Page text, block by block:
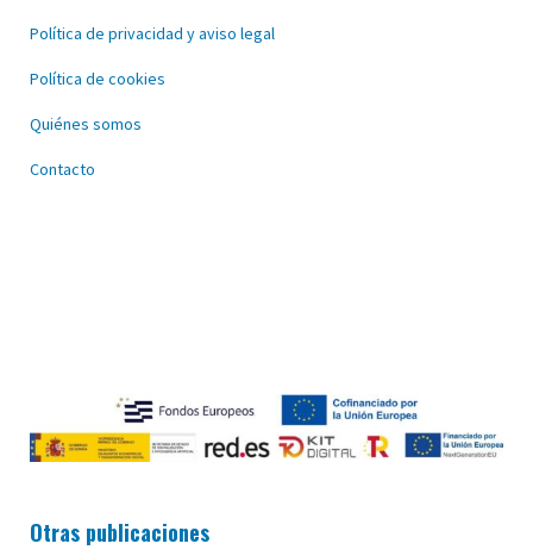
Política de privacidad y aviso legal
Política de cookies
Quiénes somos
Contacto
Otras publicaciones